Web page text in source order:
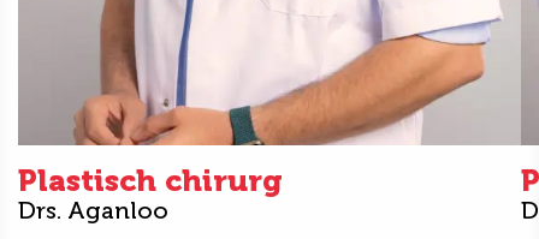
Plastisch chirurg
Drs. Aganloo